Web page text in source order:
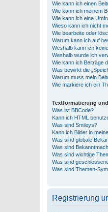
Wie kann ich einen
Wie kann ich meinem
Wie kann ich eine
Wieso kann ich nicht
Wie bearbeite oder
Warum kann ich auf
Weshalb kann ich
Weshalb wurde ich
Wie kann ich Beiträge
Was bewirkt die
Warum muss mein
Wie markiere ich ein
Textformatierung
Was ist BBCode?
Kann ich HTML
Was sind Smileys?
Kann ich Bilder in
Was sind globale
Was sind
Was sind wichtige
Was sind
Was sind Themen-
Registrierung